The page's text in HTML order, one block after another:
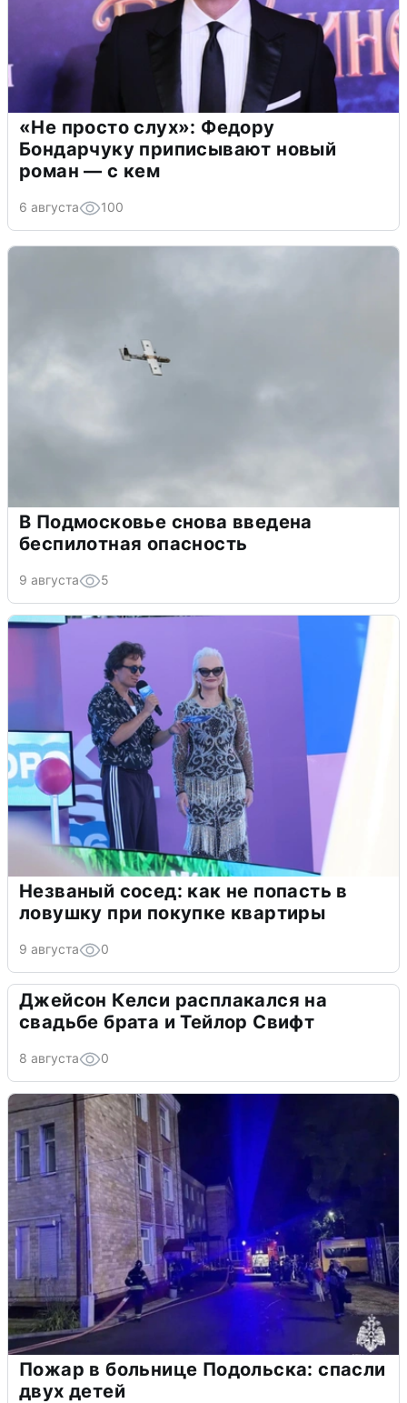
«Не просто слух»: Федору
Бондарчуку приписывают новый
роман — с кем
6 августа 100
В Подмосковье снова введена
беспилотная опасность
9 августа 5
Незваный сосед: как не попасть в
ловушку при покупке квартиры
9 августа 0
Джейсон Келси расплакался на
свадьбе брата и Тейлор Свифт
8 августа 0
Пожар в больнице Подольска: спасли
двух детей